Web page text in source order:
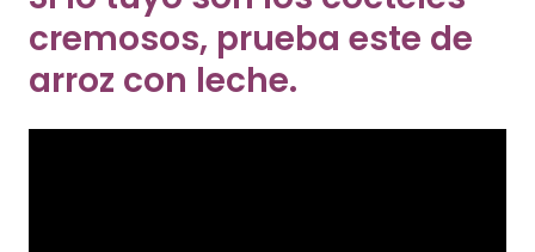
cremosos, prueba este de
arroz con leche.